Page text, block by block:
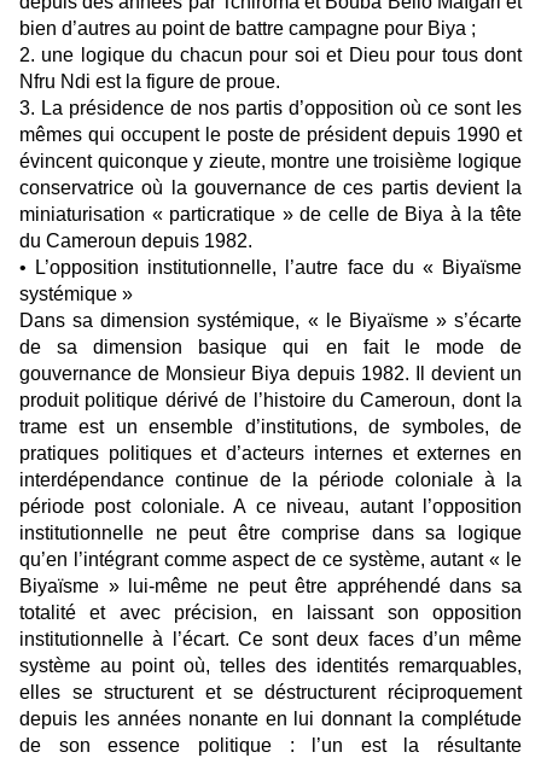
bien d’autres au point de battre campagne pour Biya ;
2. une logique du chacun pour soi et Dieu pour tous dont
Nfru Ndi est la figure de proue.
3. La présidence de nos partis d’opposition où ce sont les
mêmes qui occupent le poste de président depuis 1990 et
évincent quiconque y zieute, montre une troisième logique
conservatrice où la gouvernance de ces partis devient la
miniaturisation « particratique » de celle de Biya à la tête
du Cameroun depuis 1982.
• L’opposition institutionnelle, l’autre face du « Biyaïsme
systémique »
Dans sa dimension systémique, « le Biyaïsme » s’écarte
de sa dimension basique qui en fait le mode de
gouvernance de Monsieur Biya depuis 1982. Il devient un
produit politique dérivé de l’histoire du Cameroun, dont la
trame est un ensemble d’institutions, de symboles, de
pratiques politiques et d’acteurs internes et externes en
interdépendance continue de la période coloniale à la
période post coloniale. A ce niveau, autant l’opposition
institutionnelle ne peut être comprise dans sa logique
qu’en l’intégrant comme aspect de ce système, autant « le
Biyaïsme » lui-même ne peut être appréhendé dans sa
totalité et avec précision, en laissant son opposition
institutionnelle à l’écart. Ce sont deux faces d’un même
système au point où, telles des identités remarquables,
elles se structurent et se déstructurent réciproquement
depuis les années nonante en lui donnant la complétude
de son essence politique : l’un est la résultante